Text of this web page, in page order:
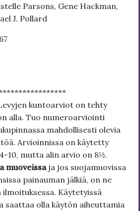
Parsons, Gene Hackman,
J. Pollard
kuntoarviot on tehty
alla. Tuo numeroarviointi
mahdollisesti olevia
Arvioinnissa on käytetty
10, mutta alin arvio on 8½.
muoveissa ja jos suojamuovissa
painauman jälkiä, on ne
Käytetyissä
saattaa olla käytön aiheuttamia